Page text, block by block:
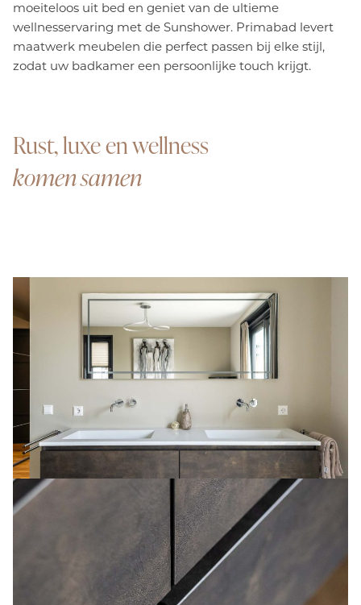
Rust, luxe en wellness
komen samen
moeiteloos uit bed en geniet van de ultieme
wellnesservaring met de Sunshower. Primabad levert
maatwerk meubelen die perfect passen bij elke stijl,
zodat uw badkamer een persoonlijke touch krijgt.